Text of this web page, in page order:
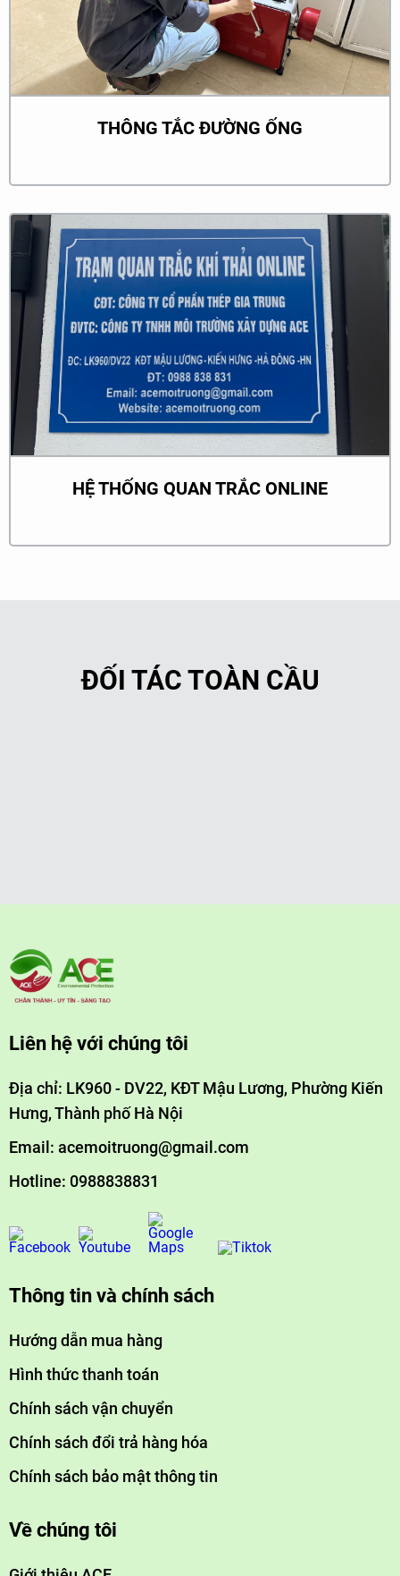
THÔNG TẮC ĐƯỜNG ỐNG
HỆ THỐNG QUAN TRẮC ONLINE
ĐỐI TÁC TOÀN CẦU
Liên hệ với chúng tôi
Địa chỉ: LK960 - DV22, KĐT Mậu Lương, Phường Kiến
Hưng, Thành phố Hà Nội
Email: acemoitruong@gmail.com
Hotline: 0988838831
Thông tin và chính sách
Hướng dẫn mua hàng
Hình thức thanh toán
Chính sách vận chuyển
Chính sách đổi trả hàng hóa
Chính sách bảo mật thông tin
Về chúng tôi